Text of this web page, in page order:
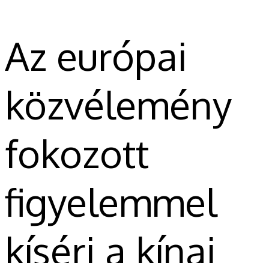
Az európai
közvélemény
fokozott
figyelemmel
kíséri a kínai